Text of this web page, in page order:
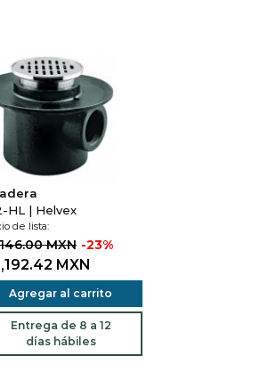
HL | Helvex
de lista:
MXN -23%
MXN
Agregar al carrito
Entrega de 8 a 12
días hábiles